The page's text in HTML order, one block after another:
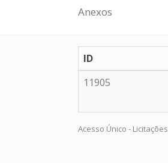
Anexos
ID
11905
Acesso Único - Licitações